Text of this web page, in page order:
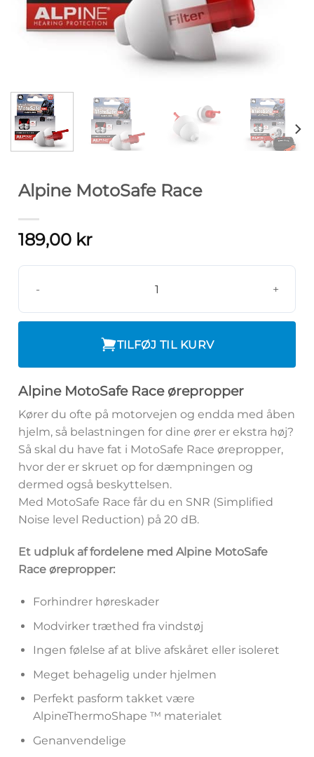
Alpine MotoSafe Race
189,00 kr
Alpine MotoSafe Race antal
TILFØJ TIL KURV
Alpine MotoSafe Race ørepropper
Kører du ofte på motorvejen og endda med åben
hjelm, så belastningen for dine ører er ekstra høj?
Så skal du have fat i MotoSafe Race ørepropper,
hvor der er skruet op for dæmpningen og
dermed også beskyttelsen.
Med MotoSafe Race får du en SNR (Simplified
Noise level Reduction) på 20 dB.
Et udpluk af fordelene med Alpine MotoSafe
Race ørepropper:
Forhindrer høreskader
Modvirker træthed fra vindstøj
Ingen følelse af at blive afskåret eller isoleret
Meget behagelig under hjelmen
Perfekt pasform takket være
AlpineThermoShape ™ materialet
Genanvendelige